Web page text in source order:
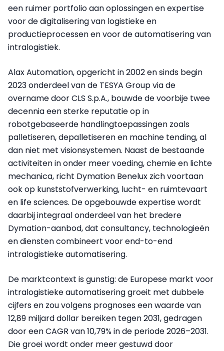
een ruimer portfolio aan oplossingen en expertise
voor de digitalisering van logistieke en
productieprocessen en voor de automatisering van
intralogistiek.
Alax Automation, opgericht in 2002 en sinds begin
2023 onderdeel van de TESYA Group via de
overname door CLS S.p.A., bouwde de voorbije twee
decennia een sterke reputatie op in
robotgebaseerde handlingtoepassingen zoals
palletiseren, depalletiseren en machine tending, al
dan niet met visionsystemen. Naast de bestaande
activiteiten in onder meer voeding, chemie en lichte
mechanica, richt Dymation Benelux zich voortaan
ook op kunststofverwerking, lucht- en ruimtevaart
en life sciences. De opgebouwde expertise wordt
daarbij integraal onderdeel van het bredere
Dymation-aanbod, dat consultancy, technologieën
en diensten combineert voor end-to-end
intralogistieke automatisering.
De marktcontext is gunstig: de Europese markt voor
intralogistieke automatisering groeit met dubbele
cijfers en zou volgens prognoses een waarde van
12,89 miljard dollar bereiken tegen 2031, gedragen
door een CAGR van 10,79% in de periode 2026–2031.
Die groei wordt onder meer gestuwd door